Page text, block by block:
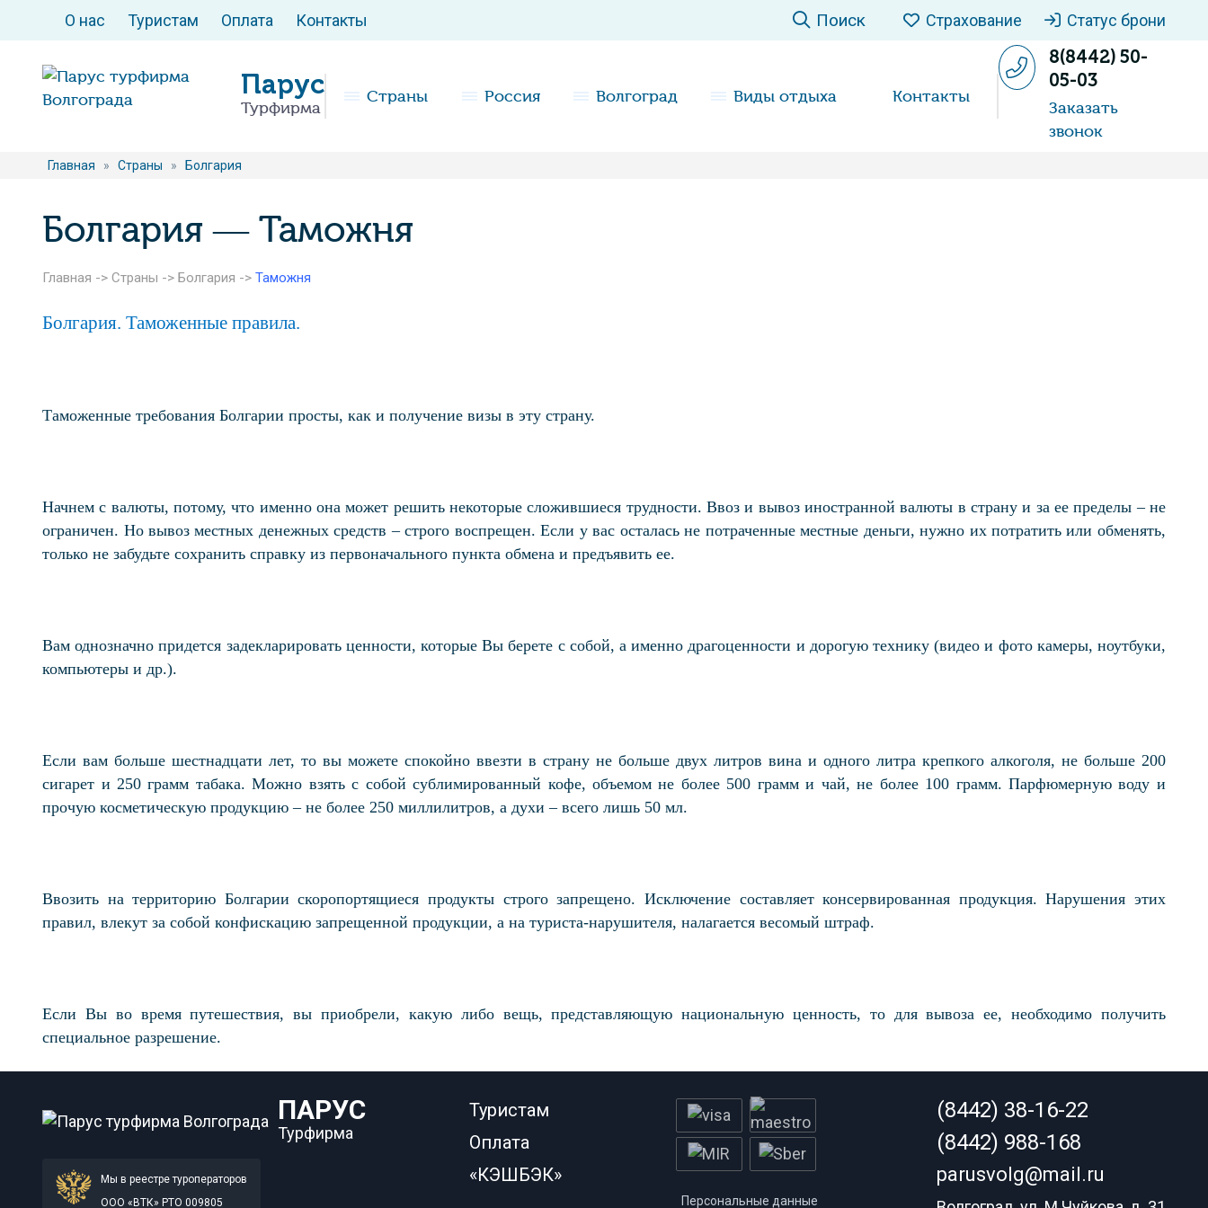
О нас Туристам Оплата Контакты Поиск Страхование Статус брони
Парус
Турфирма
Страны Россия Волгоград Виды отдыха Контакты
8(8442) 50-
05-03
Заказать
звонок
Главная » Страны » Болгария
Болгария — Таможня
Главная ->Страны ->Болгария ->Таможня
Болгария. Таможенные правила.
Таможенные требования Болгарии просты, как и получение визы в эту страну.
Начнем с валюты, потому, что именно она может решить некоторые сложившиеся трудности. Ввоз и вывоз иностранной валюты в страну и за ее пределы – не
ограничен. Но вывоз местных денежных средств – строго воспрещен. Если у вас осталась не потраченные местные деньги, нужно их потратить или обменять,
только не забудьте сохранить справку из первоначального пункта обмена и предъявить ее.
Вам однозначно придется задекларировать ценности, которые Вы берете с собой, а именно драгоценности и дорогую технику (видео и фото камеры, ноутбуки,
компьютеры и др.).
Если вам больше шестнадцати лет, то вы можете спокойно ввезти в страну не больше двух литров вина и одного литра крепкого алкоголя, не больше 200
сигарет и 250 грамм табака. Можно взять с собой сублимированный кофе, объемом не более 500 грамм и чай, не более 100 грамм. Парфюмерную воду и
прочую косметическую продукцию – не более 250 миллилитров, а духи – всего лишь 50 мл.
Ввозить на территорию Болгарии скоропортящиеся продукты строго запрещено. Исключение составляет консервированная продукция. Нарушения этих
правил, влекут за собой конфискацию запрещенной продукции, а на туриста-нарушителя, налагается весомый штраф.
Если Вы во время путешествия, вы приобрели, какую либо вещь, представляющую национальную ценность, то для вывоза ее, необходимо получить
специальное разрешение.
ПАРУС
Турфирма
Мы в реестре туроператоров
ООО «ВТК» РТО 009805
Туристам
Оплата
«КЭШБЭК»
Персональные данные
(8442) 38-16-22
(8442) 988-168
parusvolg@mail.ru